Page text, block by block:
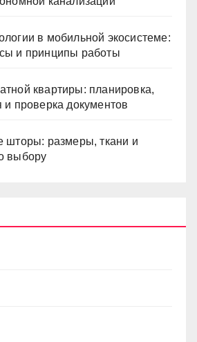
в мобильной экосистеме:
и принципы работы
квартиры: планировка,
и проверка документов
шторы: размеры, ткани и
выбору